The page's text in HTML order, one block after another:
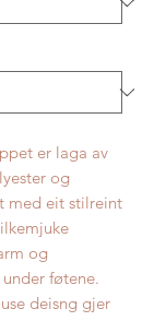
er laga av
og
med eit stilreint
og
føtene.
deisng gjer